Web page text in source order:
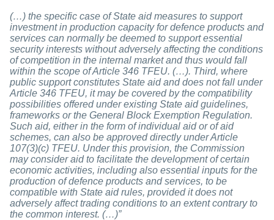
(…) the specific case of State aid measures to support
investment in production capacity for defence products and
services can normally be deemed to support essential
security interests without adversely affecting the conditions
of competition in the internal market and thus would fall
within the scope of Article 346 TFEU. (…). Third, where
public support constitutes State aid and does not fall under
Article 346 TFEU, it may be covered by the compatibility
possibilities offered under existing State aid guidelines,
frameworks or the General Block Exemption Regulation.
Such aid, either in the form of individual aid or of aid
schemes, can also be approved directly under Article
107(3)(c) TFEU. Under this provision, the Commission
may consider aid to facilitate the development of certain
economic activities, including also essential inputs for the
production of defence products and services, to be
compatible with State aid rules, provided it does not
adversely affect trading conditions to an extent contrary to
the common interest. (…)”